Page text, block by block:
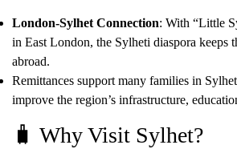
London-Sylhet Connection: With “Little
in East London, the Sylheti diaspora keeps
abroad.
Remittances support many families in
improve the region’s infrastructure,
🧳 Why Visit Sylhet?